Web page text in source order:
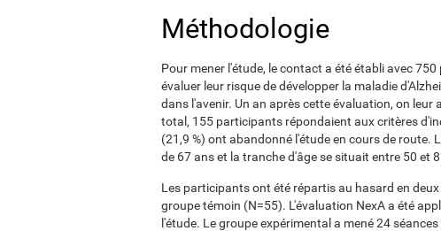
Méthodologie
Pour mener l'étude, le contact a été établi avec
évaluer leur risque de développer la maladie
dans l'avenir. Un an après cette évaluation, on
total, 155 participants répondaient aux critères
(21,9 %) ont abandonné l'étude en cours de
de 67 ans et la tranche d'âge se situait entre 50 et
Les participants ont été répartis au hasard en
groupe témoin (N=55). L'évaluation NexA a été
l'étude. Le groupe expérimental a mené 24